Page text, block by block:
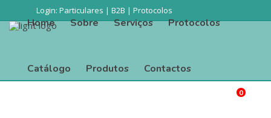
Login: Particulares | B2B | Protocolos
0
Home Sobre Serviços Protocolos
Catálogo Produtos Contactos